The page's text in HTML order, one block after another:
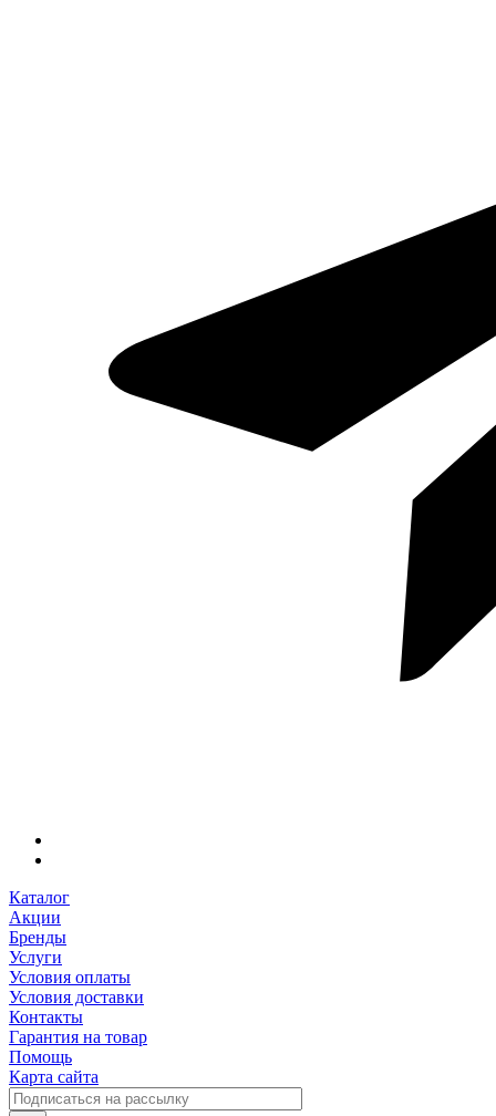
Каталог
Акции
Бренды
Услуги
Условия оплаты
Условия доставки
Контакты
Гарантия на товар
Помощь
Карта сайта